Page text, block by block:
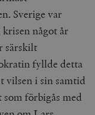
Sverige var
något år
särskilt
fyllde detta
vilsen i sin samtid
förbigås med
användas
Leverantör
Inc.
timbro.se